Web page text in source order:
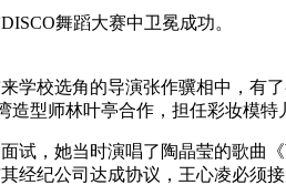
舞蹈大赛中卫冕成功。
学校选角的导演张作骥相中，有
型师林叶亭合作，担任彩妆模特
试，她当时演唱了陶晶莹的歌
经纪公司达成协议，王心凌必须